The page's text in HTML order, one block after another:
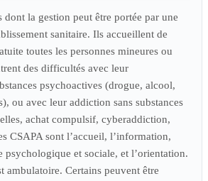
dont la gestion peut être portée par une
sanitaire. Ils accueillent de
toutes les personnes mineures ou
des difficultés avec leur
psychoactives (drogue, alcool,
ou avec leur addiction sans substances
achat compulsif, cyberaddiction,
CSAPA sont l’accueil, l’information,
psychologique et sociale, et l’orientation.
ambulatoire. Certains peuvent être